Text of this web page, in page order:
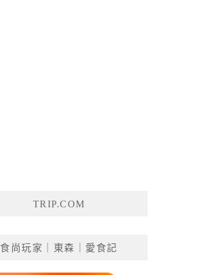
TRIP.COM
食尚玩家｜東森｜愛食記